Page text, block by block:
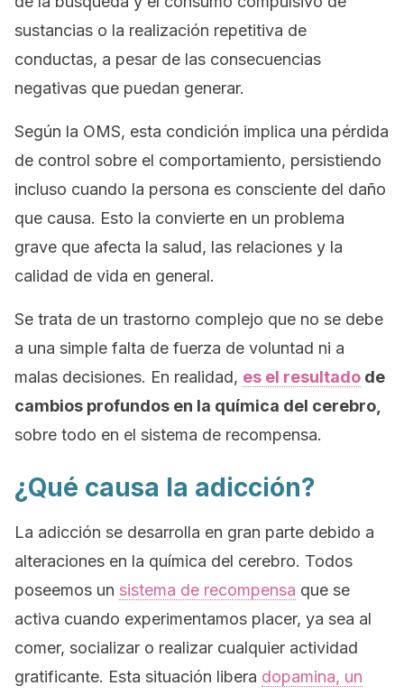
sustancias o la realización repetitiva de
conductas, a pesar de las consecuencias
negativas que puedan generar.
Según la OMS, esta condición implica una pérdida
de control sobre el comportamiento, persistiendo
incluso cuando la persona es consciente del daño
que causa. Esto la convierte en un problema
grave que afecta la salud, las relaciones y la
calidad de vida en general.
Se trata de un trastorno complejo que no se debe
a una simple falta de fuerza de voluntad ni a
malas decisiones. En realidad, es el resultado de
cambios profundos en la química del cerebro,
sobre todo en el sistema de recompensa.
¿Qué causa la adicción?
La adicción se desarrolla en gran parte debido a
alteraciones en la química del cerebro. Todos
poseemos un sistema de recompensa que se
activa cuando experimentamos placer, ya sea al
comer, socializar o realizar cualquier actividad
gratificante. Esta situación libera dopamina, un